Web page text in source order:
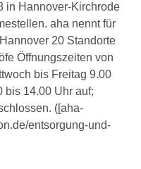
in Hannover-Kirchrode
aha nennt für
20 Standorte
Öffnungszeiten von
bis Freitag 9.00
bis 14.00 Uhr auf;
([aha-
entsorgung-und-